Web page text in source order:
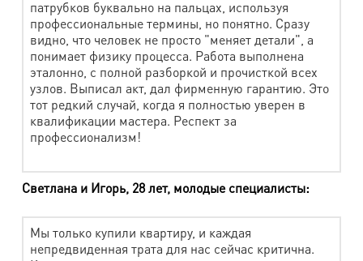
Перчатки, рукавицы вязаные
165 руб.
Кепка
300 руб.
Шапка вяз.
300 руб.
Платок, палантин (за 1 м2)
300 руб.
Шарф (до 50 см по узкой стороне)
Мягкая игрушка (мал.) до 0,5 кг
260 руб.
Мягкая игрушка (средн.) от 0,5 до 1,5 кг
Мягкая игрушка (бол.) от 1,5 кг
920 руб.
патрубков буквально на пальцах, используя
профессиональные термины, но понятно. Сразу
видно, что человек не просто "меняет детали", а
понимает физику процесса. Работа выполнена
эталонно, с полной разборкой и прочисткой всех
узлов. Выписал акт, дал фирменную гарантию. Это
тот редкий случай, когда я полностью уверен в
квалификации мастера. Респект за
профессионализм!
Светлана и Игорь, 28 лет, молодые специалисты:
Мы только купили квартиру, и каждая
непредвиденная трата для нас сейчас критична.